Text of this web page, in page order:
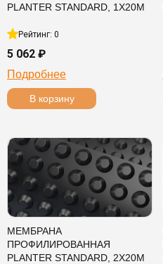
PLANTER STANDARD, 1Х20М
Рейтинг: 0
5 062 ₽
Подробнее
В корзину
МЕМБРАНА
ПРОФИЛИРОВАННАЯ
PLANTER STANDARD, 2Х20М